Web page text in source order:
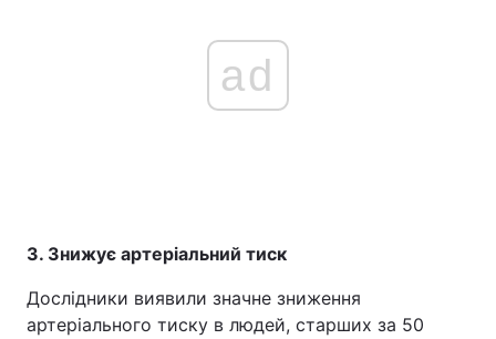
ad
3. Знижує артеріальний тиск
Дослідники виявили значне зниження
артеріального тиску в людей, старших за 50